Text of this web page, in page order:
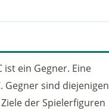
ein Gegner. Eine
Gegner sind diejenigen
der Spielerfiguren